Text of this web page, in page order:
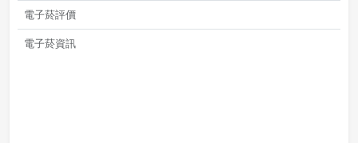
電子菸評價
電子菸資訊